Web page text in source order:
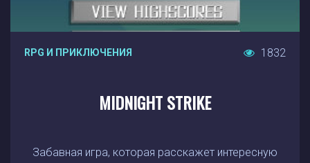
RPG И ПРИКЛЮЧЕНИЯ 1832
MIDNIGHT STRIKE
Забавная игра, которая расскажет интересную